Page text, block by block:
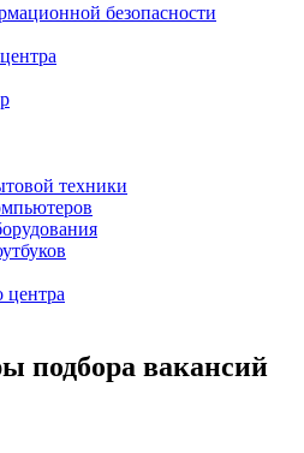
безопасности
техники
центра
подбора вакансий